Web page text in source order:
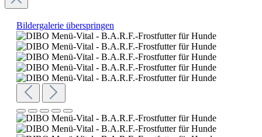
Bildergalerie überspringen